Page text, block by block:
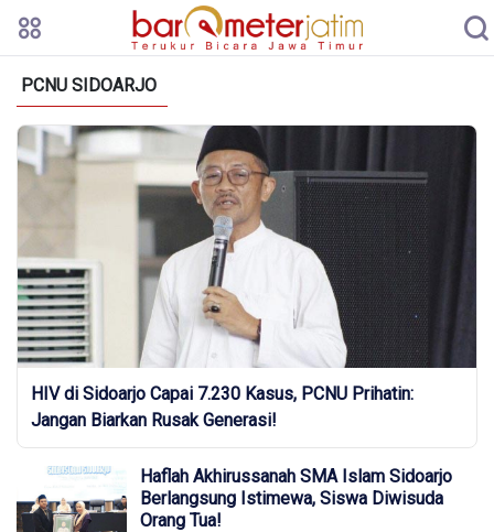
PCNU SIDOARJO
HIV di Sidoarjo Capai 7.230 Kasus, PCNU Prihatin:
Jangan Biarkan Rusak Generasi!
Haflah Akhirussanah SMA Islam Sidoarjo
Berlangsung Istimewa, Siswa Diwisuda
Orang Tua!